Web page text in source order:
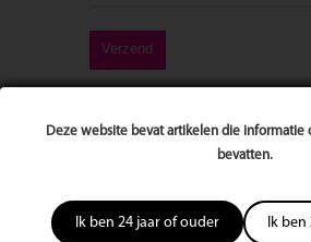
Deze website bevat artikelen die informatie
bevatten.
Ik ben 24 jaar of ouder Ik
Meest bekeken dit kwartaal